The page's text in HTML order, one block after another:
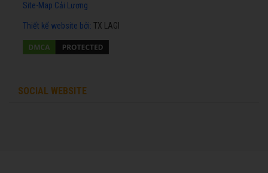
Site-Map Cải Lương
Thiết kế website bởi: TX LAGI
SOCIAL WEBSITE